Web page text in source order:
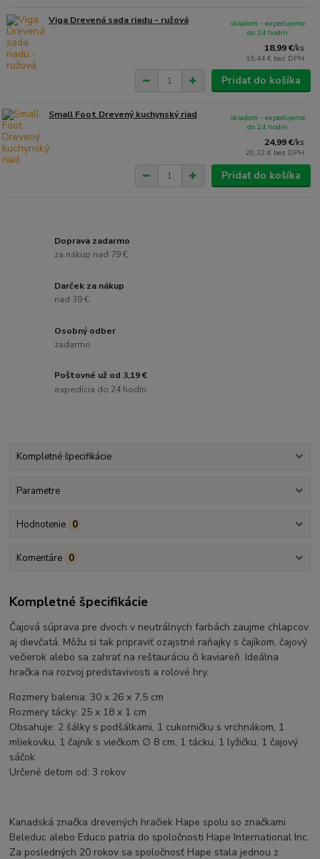
Viga Drevená sada riadu - ružová
18,99 €/ks
15,44 € bez DPH
skladom - expedujeme
do 24 hodín
Pridať do košíka
Small Foot Drevený kuchynský riad
24,99 €/ks
20,32 € bez DPH
skladom - expedujeme
do 24 hodín
Pridať do košíka
Doprava zadarmo
za nákup nad 79 €
Darček za nákup
nad 39 €
Osobný odber
zadarmo
Poštovné už od 3,19 €
expedícia do 24 hodín
Kompletné špecifikácie
Parametre
Hodnotenie 0
Komentáre 0
Kompletné špecifikácie
Čajová súprava pre dvoch v neutrálnych farbách zaujme chlapcov
aj dievčatá. Môžu si tak pripraviť ozajstné raňajky s čajíkom, čajový
večierok alebo sa zahrať na reštauráciu či kaviareň. Ideálna
hračka na rozvoj predstavivosti a rolové hry.
Rozmery balenia: 30 x 26 x 7,5 cm
Rozmery tácky: 25 x 18 x 1 cm
Obsahuje: 2 šálky s podšálkami, 1 cukorničku s vrchnákom, 1
mliekovku, 1 čajník s viečkom ∅ 8 cm, 1 tácku, 1 lyžičku, 1 čajový
sáčok
Určené deťom od: 3 rokov
Kanadská značka drevených hračiek Hape spolu so značkami
Beleduc alebo Educo patria do spoločnosti Hape International Inc.
Za posledných 20 rokov sa spoločnosť Hape stala jednou z